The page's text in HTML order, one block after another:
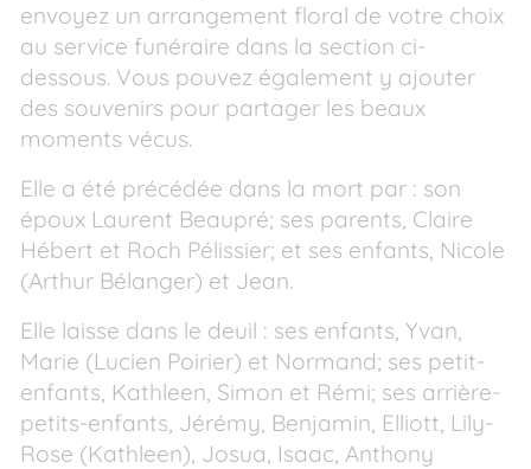
envoyez un arrangement floral de votre choix
au service funéraire dans la section ci-
dessous. Vous pouvez également y ajouter
des souvenirs pour partager les beaux
moments vécus.
Elle a été précédée dans la mort par : son
époux Laurent Beaupré; ses parents, Claire
Hébert et Roch Pélissier; et ses enfants, Nicole
(Arthur Bélanger) et Jean.
Elle laisse dans le deuil : ses enfants, Yvan,
Marie (Lucien Poirier) et Normand; ses petit-
enfants, Kathleen, Simon et Rémi; ses arrière-
petits-enfants, Jérémy, Benjamin, Elliott, Lily-
Rose (Kathleen), Josua, Isaac, Anthony